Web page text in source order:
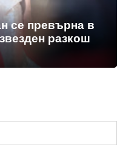
се превърна в
разкош